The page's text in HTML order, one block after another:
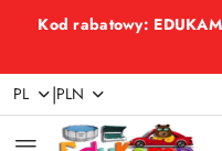
Przejdź do treści
Przejdź do
Przejdź do moje
Przejdź do menu
Przejdź do opisu
Przejdź do stopki
Kod rabatowy:
PL |PLN